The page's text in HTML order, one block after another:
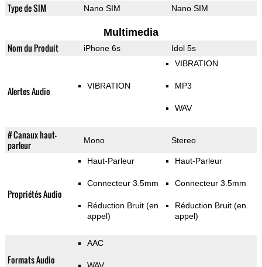
Type de SIM Nano SIM Nano SIM
Multimedia
Nom du Produit iPhone 6s Idol 5s
Alertes Audio VIBRATION
VIBRATION
MP3
WAV
# Canaux haut-
parleur
Mono Stereo
Propriétés Audio
Haut-Parleur
Connecteur 3.5mm
Réduction Bruit (en
appel)
Haut-Parleur
Connecteur 3.5mm
Réduction Bruit (en
appel)
Formats Audio
AAC